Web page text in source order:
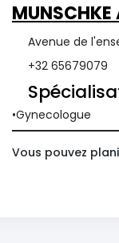
Avenue de
+32 65679079
Gynecologue
Vous pouvez